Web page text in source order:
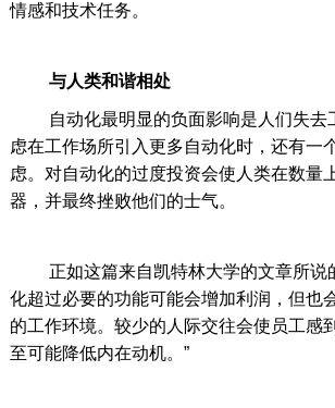
情感和技术任务。
与人类和谐相处
自动化最明显的负面影响是人们失去
虑在工作场所引入更多自动化时，还有一
虑。对自动化的过度投资会使人类在数量
器，并最终挫败他们的士气。
正如这篇来自凯特林大学的文章所说
化超过必要的功能可能会增加利润，但也
的工作环境。较少的人际交往会使员工感
至可能降低内在动机。”